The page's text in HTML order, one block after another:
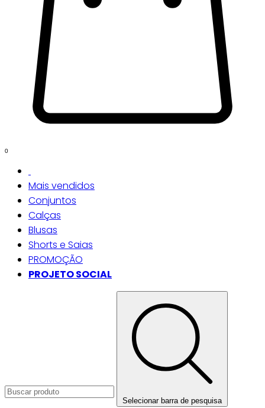
0
Mais vendidos
Conjuntos
Calças
Blusas
Shorts e Saias
PROMOÇÃO
PROJETO SOCIAL
Selecionar barra de pesquisa